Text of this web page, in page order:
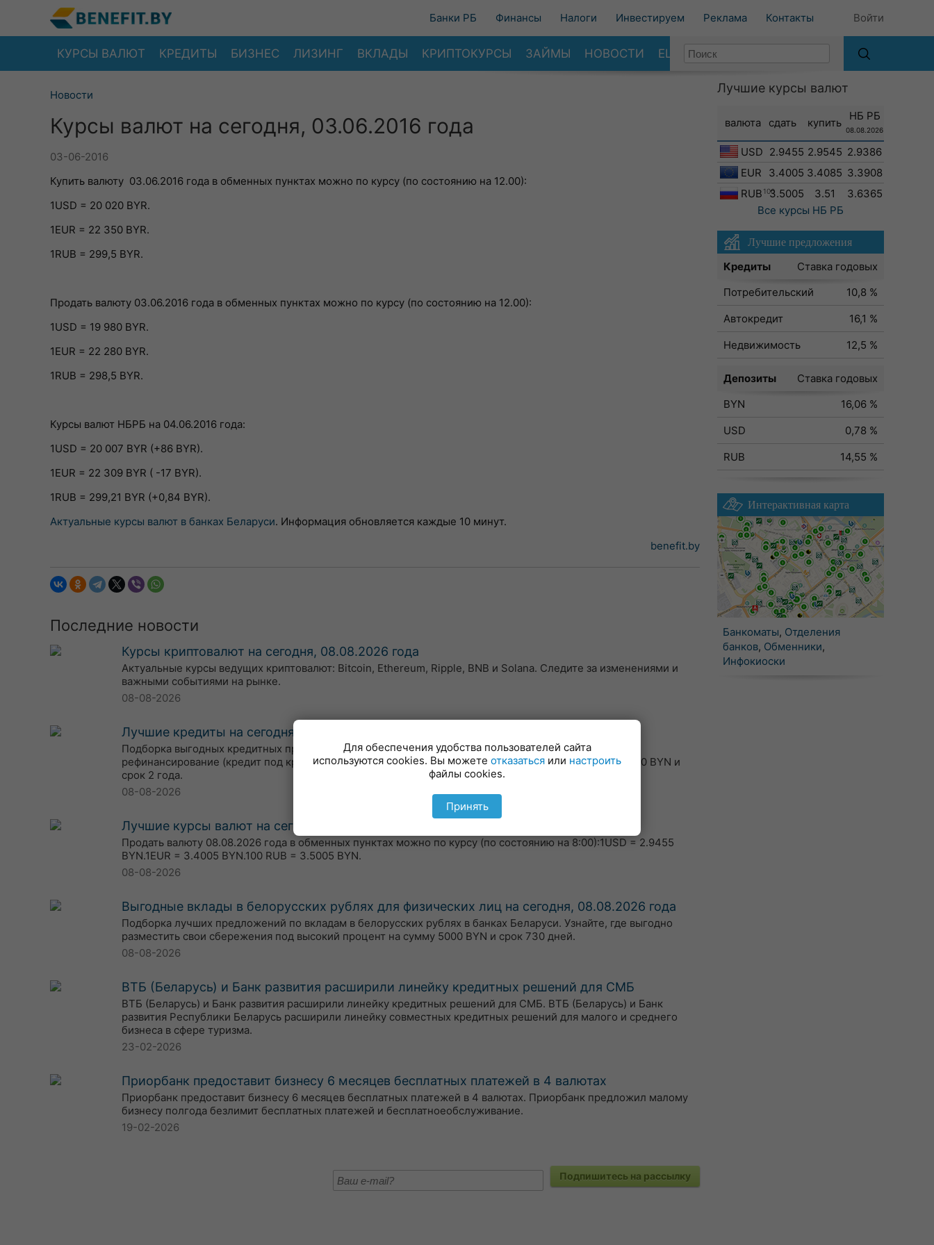
Банки РБ Финансы Налоги Инвестируем Реклама Контакты Войти
КУРСЫ ВАЛЮТ КРЕДИТЫ БИЗНЕС ЛИЗИНГ ВКЛАДЫ КРИПТОКУРСЫ ЗАЙМЫ НОВОСТИ ЕЩЕ
Новости
Курсы валют на сегодня, 03.06.2016 года
03-06-2016
Купить валюту 03.06.2016 года в обменных пунктах можно по курсу (по состоянию на 12.00):
1USD = 20 020 BYR.
1EUR = 22 350 BYR.
1RUB = 299,5 BYR.
Продать валюту 03.06.2016 года в обменных пунктах можно по курсу (по состоянию на 12.00):
1USD = 19 980 BYR.
1EUR = 22 280 BYR.
1RUB = 298,5 BYR.
Курсы валют НБРБ на 04.06.2016 года:
1USD = 20 007 BYR (+86 BYR).
1EUR = 22 309 BYR ( -17 BYR).
1RUB = 299,21 BYR (+0,84 BYR).
Актуальные курсы валют в банках Беларуси. Информация обновляется каждые 10 минут.
benefit.by
Последние новости
Курсы криптовалют на сегодня, 08.08.2026 года
Актуальные курсы ведущих криптовалют: Bitcoin, Ethereum, Ripple, BNB и Solana. Следите за изменениями и
важными событиями на рынке.
08-08-2026
Лучшие кредиты на сегодня, 08.08.2026 года
Подборка выгодных кредитных предложений банков Беларуси. Узнайте, где можно взять кредит на
рефинансирование (кредит под кредит) с низкими процентами и на выгодных условиях на сумму 7000 BYN и
срок 2 года.
08-08-2026
Лучшие курсы валют на сегодня, 08.08.2026 года
Продать валюту 08.08.2026 года в обменных пунктах можно по курсу (по состоянию на 8:00):1USD = 2.9455
BYN.1EUR = 3.4005 BYN.100 RUB = 3.5005 BYN.
08-08-2026
Выгодные вклады в белорусских рублях для физических лиц на сегодня, 08.08.2026 года
Подборка лучших предложений по вкладам в белорусских рублях в банках Беларуси. Узнайте, где выгодно
разместить свои сбережения под высокий процент на сумму 5000 BYN и срок 730 дней.
08-08-2026
ВТБ (Беларусь) и Банк развития расширили линейку кредитных решений для СМБ
ВТБ (Беларусь) и Банк развития расширили линейку кредитных решений для СМБ. ВТБ (Беларусь) и Банк
развития Республики Беларусь расширили линейку совместных кредитных решений для малого и среднего
бизнеса в сфере туризма.
23-02-2026
Приорбанк предоставит бизнесу 6 месяцев бесплатных платежей в 4 валютах
Приорбанк предоставит бизнесу 6 месяцев бесплатных платежей в 4 валютах. Приорбанк предложил малому
бизнесу полгода безлимит бесплатных платежей и бесплатноеобслуживание.
19-02-2026
Подпишитесь на рассылку
Лучшие курсы валют
валюта сдать купить
НБ РБ
08.08.2026
USD 2.9455 2.9545 2.9386
EUR
3.4005 3.4085 3.3908
RUB 1003.5005 3.51
3.6365
Все курсы НБ РБ
Лучшие предложения
Кредиты
Ставка годовых
Потребительский
10,8 %
Автокредит
16,1 %
Недвижимость
12,5 %
Депозиты
Ставка годовых
BYN
16,06 %
USD
0,78 %
RUB
14,55 %
Интерактивная карта
Банкоматы, Отделения
банков, Обменники,
Инфокиоски
Для обеспечения удобства пользователей сайта
используются cookies. Вы можете отказаться или настроить
файлы cookies.
Принять